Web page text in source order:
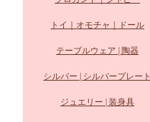
トイ｜オモチャ｜ドール
テーブルウェア | 陶器
シルバー | シルバープレート
ジュエリー | 装身具